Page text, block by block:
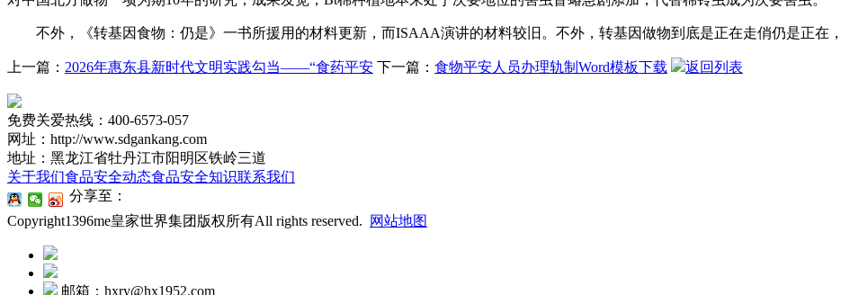
不外，《转基因食物：仍是》一书所援用的材料更新，而ISAAA演讲的材料较旧。不外，转基因做物到底是正在走俏仍是正在，
上一篇： 2026年惠东县新时代文明实践勾当——“食药平安 下一篇： 食物平安人员办理轨制Word模板下载 返回列表
免费关爱热线：400-6573-057
网址：http://www.sdgankang.com
地址：黑龙江省牡丹江市阳明区铁岭三道
关于我们食品安全动态食品安全知识联系我们
分享至：
Copyright1396me皇家世界集团版权所有All rights reserved.
网站地图
邮箱：hxry@hx1952.com